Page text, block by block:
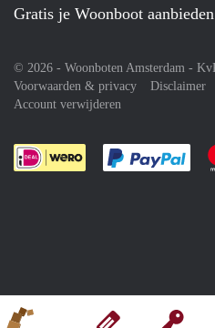
Gratis je Woonboot
© 2026 - Woonboten Amsterdam -
Voorwaarden & privacy
Disclaimer
Account verwijderen
Je